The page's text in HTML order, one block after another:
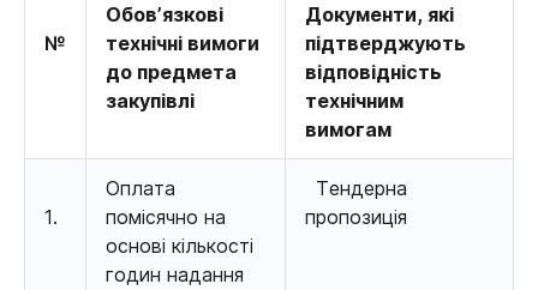
№
Обов’язкові
технічні вимоги
до предмета
закупівлі
Документи, які
підтверджують
відповідність
технічним
вимогам
1.
Оплата
помісячно на
основі кількості
годин надання
Тендерна
пропозиція